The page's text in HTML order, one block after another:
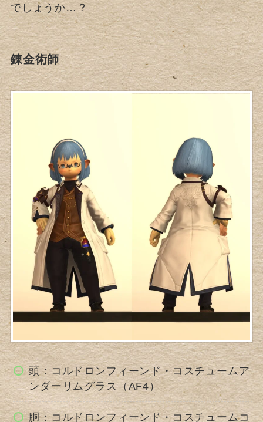
でしょうか…？
錬金術師
頭：コルドロンフィーンド・コスチュームア
ンダーリムグラス（AF4）
胴：コルドロンフィーンド・コスチュームコ